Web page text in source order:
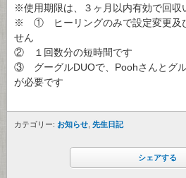
※使用期限は、３ヶ月以内有効で回収
※ ① ヒーリングのみで設定変更及び
せん
② １回数分の短時間です
③ グーグルDUOで、Poohさんとグ
が必要です
カテゴリー: お知らせ 先生日記
シェアする